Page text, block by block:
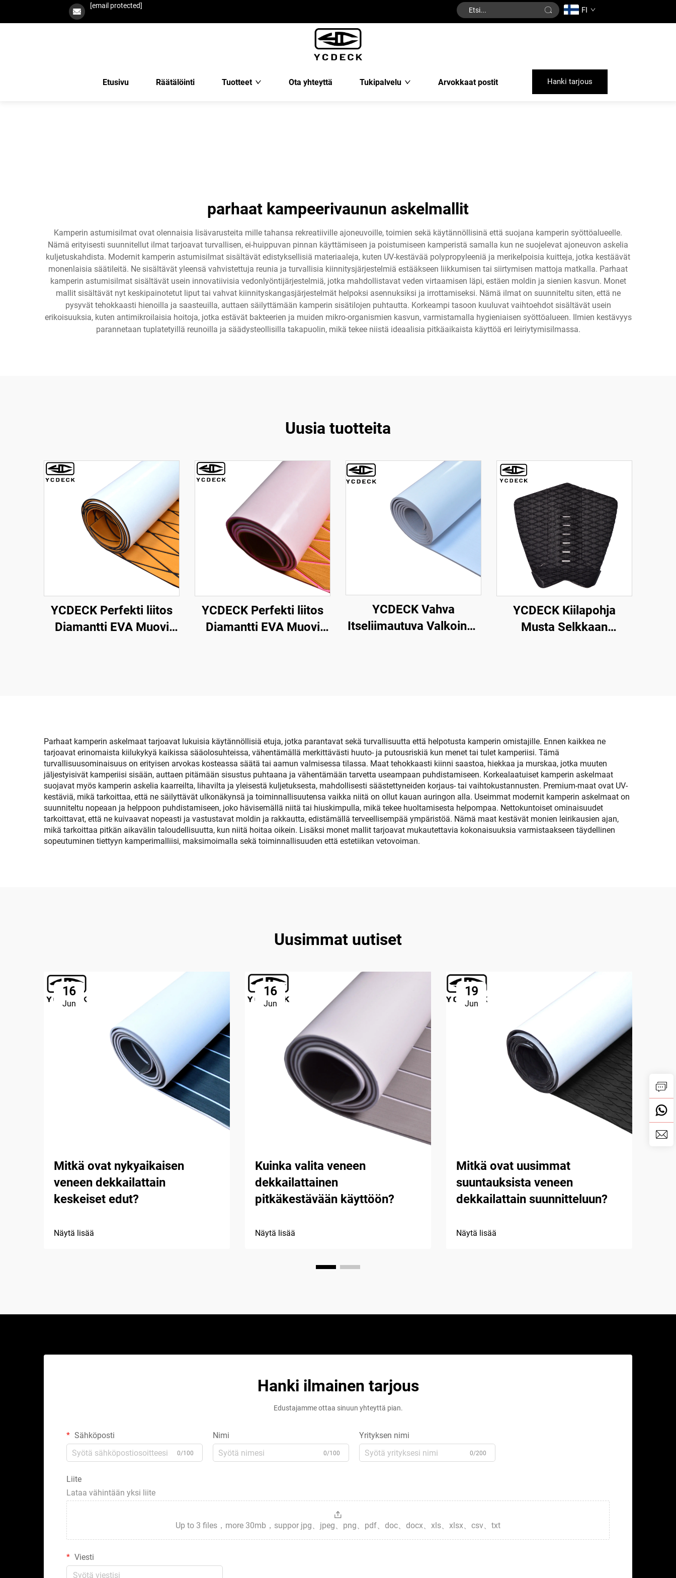
[email protected] FI
Etusivu Räätälöinti Tuotteet Ota yhteyttä Tukipalvelu Arvokkaat postit Hanki tarjous
parhaat kampeerivaunun askelmallit
Kamperin astumisilmat ovat olennaisia lisävarusteita mille tahansa rekreatiiville ajoneuvoille, toimien sekä käytännöllisinä että suojana kamperin syöttöalueelle.
Nämä erityisesti suunnitellut ilmat tarjoavat turvallisen, ei-huippuvan pinnan käyttämiseen ja poistumiseen kamperistä samalla kun ne suojelevat ajoneuvon askelia
kuljetuskahdista. Modernit kamperin astumisilmat sisältävät edistyksellisiä materiaaleja, kuten UV-kestävää polypropyleeniä ja merikelpoisia kuitteja, jotka kestäävät
monenlaisia säätileitä. Ne sisältävät yleensä vahvistettuja reunia ja turvallisia kiinnitysjärjestelmiä estääkseen liikkumisen tai siirtymisen mattoja matkalla. Parhaat
kamperin astumisilmat sisältävät usein innovatiivisia vedonlyöntijärjestelmiä, jotka mahdollistavat veden virtaamisen läpi, estäen moldin ja sienien kasvun. Monet
mallit sisältävät nyt keskipainotetut liput tai vahvat kiinnityskangasjärjestelmät helpoksi asennuksiksi ja irrottamiseksi. Nämä ilmat on suunniteltu siten, että ne
pysyvät tehokkaasti hienoilla ja saasteuilla, auttaen säilyttämään kamperin sisätilojen puhtautta. Korkeampi tasoon kuuluvat vaihtoehdot sisältävät usein
erikoisuuksia, kuten antimikroilaisia hoitoja, jotka estävät bakteerien ja muiden mikro-organismien kasvun, varmistamalla hygieniaisen syöttöalueen. Ilmien kestävyys
parannetaan tuplatetyillä reunoilla ja säädysteollisilla takapuolin, mikä tekee niistä ideaalisia pitkäaikaista käyttöä eri leiriytymisilmassa.
Uusia tuotteita
YCDECK Perfekti liitos
Diamantti EVA Muovi
YCDECK Perfekti liitos
Diamantti EVA Muovi
YCDECK Vahva
Itseliimautuva Valkoinen
YCDECK Kiilapohja
Musta Selkkaan
Parhaat kamperin askelmaat tarjoavat lukuisia käytännöllisiä etuja, jotka parantavat sekä turvallisuutta että helpotusta kamperin omistajille. Ennen kaikkea ne
tarjoavat erinomaista kiilukykyä kaikissa sääolosuhteissa, vähentämällä merkittävästi huuto- ja putousriskiä kun menet tai tulet kamperiisi. Tämä
turvallisuusominaisuus on erityisen arvokas kosteassa säätä tai aamun valmisessa tilassa. Maat tehokkaasti kiinni saastoa, hiekkaa ja murskaa, jotka muuten
jäljestyisivät kamperiisi sisään, auttaen pitämään sisustus puhtaana ja vähentämään tarvetta useampaan puhdistamiseen. Korkealaatuiset kamperin askelmaat
suojavat myös kamperin askelia kaarreilta, lihavilta ja yleisestä kuljetuksesta, mahdollisesti säästettyneiden korjaus- tai vaihtokustannusten. Premium-maat ovat UV-
kestäviä, mikä tarkoittaa, että ne säilyttävät ulkonäkynsä ja toiminnallisuutensa vaikka niitä on ollut kauan auringon alla. Useimmat modernit kamperin askelmaat on
suunniteltu nopeaan ja helppoon puhdistamiseen, joko hävisemällä niitä tai hiuskimpulla, mikä tekee huoltamisesta helpompaa. Nettokuntoiset ominaisuudet
tarkoittavat, että ne kuivaavat nopeasti ja vastustavat moldin ja rakkautta, edistämällä terveellisempää ympäristöä. Nämä maat kestävät monien leirikausien ajan,
mikä tarkoittaa pitkän aikavälin taloudellisuutta, kun niitä hoitaa oikein. Lisäksi monet mallit tarjoavat mukautettavia kokonaisuuksia varmistaakseen täydellinen
sopeutuminen tiettyyn kamperimalliisi, maksimoimalla sekä toiminnallisuuden että estetiikan vetovoiman.
Uusimmat uutiset
16
Jun
Mitkä ovat nykyaikaisen
veneen dekkailattain
keskeiset edut?
Näytä lisää
16
Jun
Kuinka valita veneen
dekkailattainen
pitkäkestävään käyttöön?
Näytä lisää
19
Jun
Mitkä ovat uusimmat
suuntauksista veneen
dekkailattain suunnitteluun?
Näytä lisää
Hanki ilmainen tarjous
Edustajamme ottaa sinuun yhteyttä pian.
Sähköposti
0/100
Nimi
0/100
Yrityksen nimi
0/200
Liite
Lataa vähintään yksi liite
Up to 3 files，more 30mb，suppor jpg、jpeg、png、pdf、doc、docx、xls、xlsx、csv、txt
Viesti